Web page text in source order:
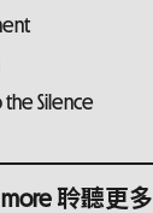
Silence
more 聆聽更多